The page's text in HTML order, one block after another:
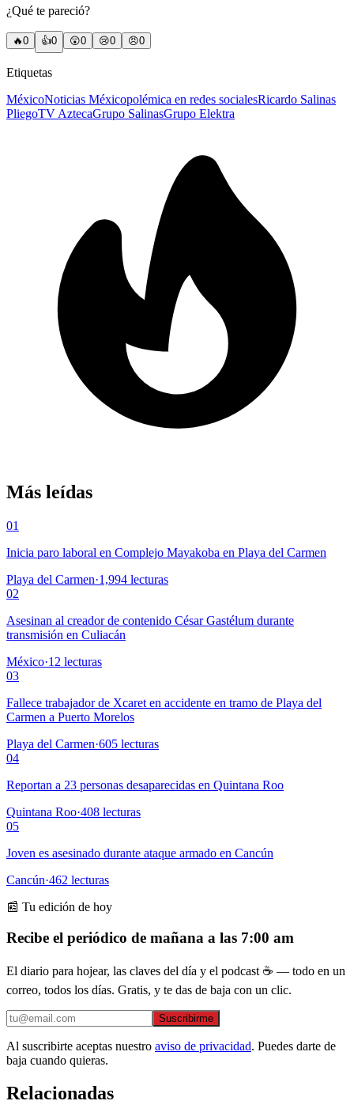
¿Qué te pareció?
🔥0 👍0 😲0 😢0 😠0
Etiquetas
MéxicoNoticias Méxicopolémica en redes socialesRicardo Salinas
PliegoTV AztecaGrupo SalinasGrupo Elektra
Más leídas
01
Inicia paro laboral en Complejo Mayakoba en Playa del Carmen
Playa del Carmen·1,994 lecturas
02
Asesinan al creador de contenido César Gastélum durante
transmisión en Culiacán
México·12 lecturas
03
Fallece trabajador de Xcaret en accidente en tramo de Playa del
Carmen a Puerto Morelos
Playa del Carmen·605 lecturas
04
Reportan a 23 personas desaparecidas en Quintana Roo
Quintana Roo·408 lecturas
05
Joven es asesinado durante ataque armado en Cancún
Cancún·462 lecturas
📰 Tu edición de hoy
Recibe el periódico de mañana a las 7:00 am
El diario para hojear, las claves del día y el podcast ☕ — todo en un
correo, todos los días. Gratis, y te das de baja con un clic.
Suscribirme
Al suscribirte aceptas nuestro aviso de privacidad. Puedes darte de
baja cuando quieras.
Relacionadas